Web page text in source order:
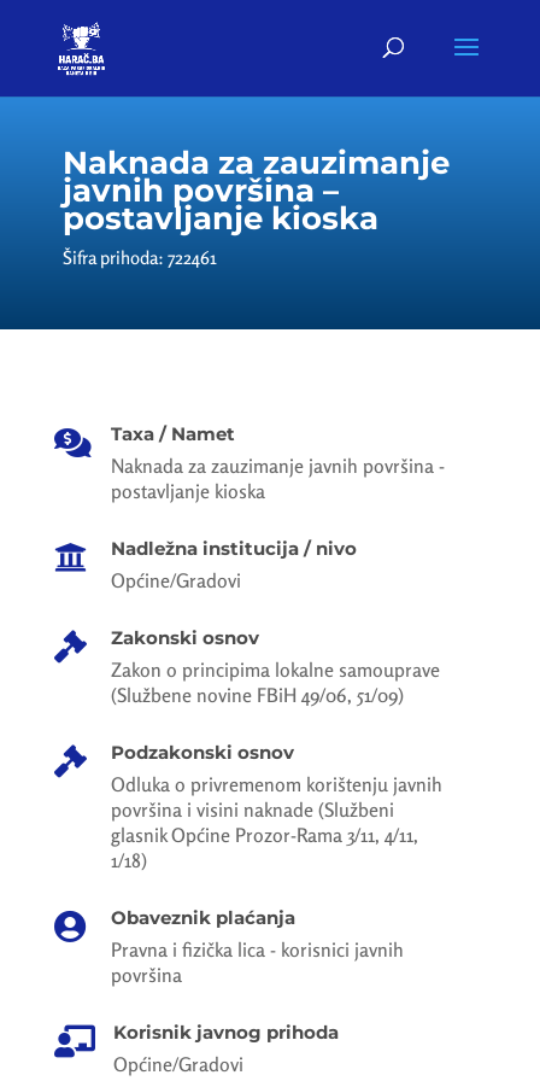
Naknada za zauzimanje
javnih površina –
postavljanje kioska
Šifra prihoda: 722461
 Taxa / Namet
Naknada za zauzimanje javnih površina -
postavljanje kioska
 Nadležna institucija / nivo
Općine/Gradovi
 Zakonski osnov
Zakon o principima lokalne samouprave
(Službene novine FBiH 49/06, 51/09)
 Podzakonski osnov
Odluka o privremenom korištenju javnih
površina i visini naknade (Službeni
glasnik Općine Prozor-Rama 3/11, 4/11,
1/18)
 Obaveznik plaćanja
Pravna i fizička lica - korisnici javnih
površina
 Korisnik javnog prihoda
Općine/Gradovi